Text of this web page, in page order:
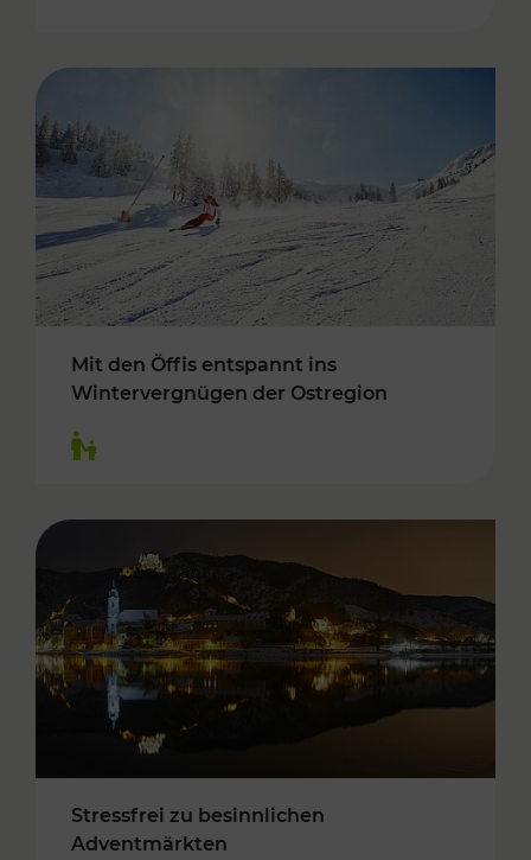
Mit den Öffis entspannt ins
Wintervergnügen der Ostregion
Stressfrei zu besinnlichen
Adventmärkten